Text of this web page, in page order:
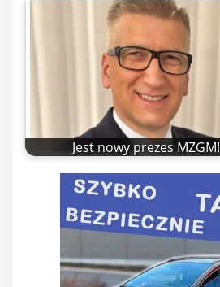
Jest nowy prezes MZGM!